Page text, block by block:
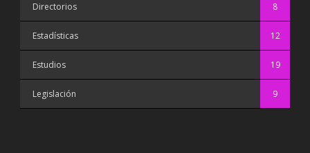
Directorios 8
Estadísticas 12
Estudios 19
Legislación 9